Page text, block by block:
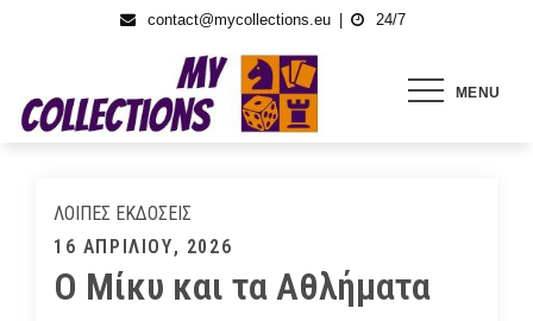
contact@mycollections.eu 24/7
MENU
ΛΟΙΠΈΣ ΕΚΔΌΣΕΙΣ
Posted
on
16 ΑΠΡΙΛΊΟΥ, 2026
Ο Μίκυ και τα Αθλήματα